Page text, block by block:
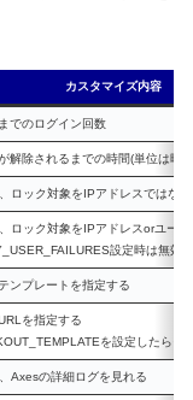
カスタマイズ内容
でのログイン回数
解除されるまでの時間(単位は時
ロック対象をIPアドレスではな
ロック対象をIPアドレスorユー
設定時は無効
ンプレートを指定する
を指定する
を設定したらそ
Axesの詳細ログを見れる